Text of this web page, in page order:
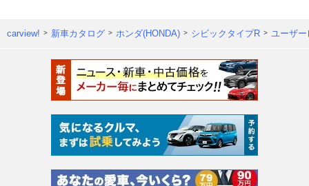
carview! 新車カタログ ホンダ(HONDA) シビックタイプR ユーザ